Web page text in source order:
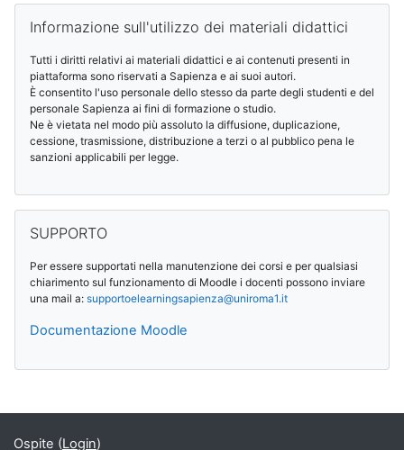
Blocchi
Informazione sull'utilizzo dei materiali didattici
Tutti i diritti relativi ai materiali didattici e ai contenuti presenti in
piattaforma sono riservati a Sapienza e ai suoi autori.
È consentito l'uso personale dello stesso da parte degli studenti e del
personale Sapienza ai fini di formazione o studio.
Ne è vietata nel modo più assoluto la diffusione, duplicazione,
cessione, trasmissione, distribuzione a terzi o al pubblico pena le
sanzioni applicabili per legge.
SUPPORTO
Per essere supportati nella manutenzione dei corsi e per qualsiasi
chiarimento sul funzionamento di Moodle i docenti possono inviare
una mail a: supportoelearningsapienza@uniroma1.it
Documentazione Moodle
Blocchi supplementari
Ospite (Login)